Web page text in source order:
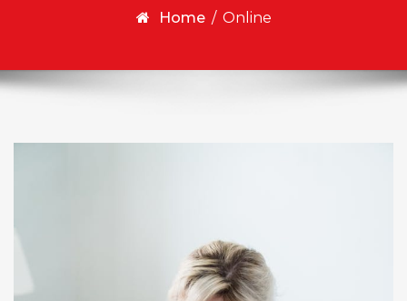
Home / Online